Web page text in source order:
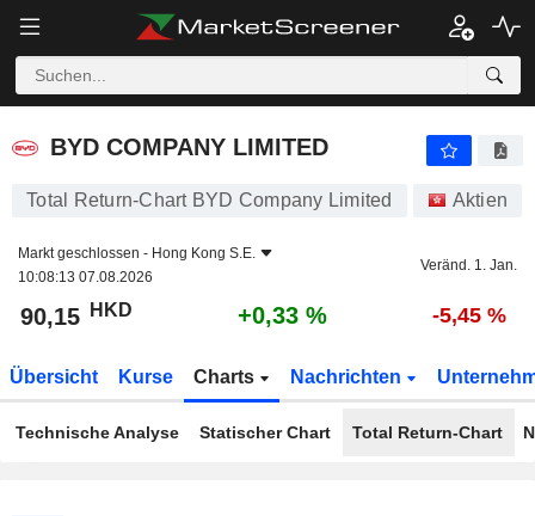
BYD COMPANY LIMITED
BYD COMPANY LIMITED
Total Return-Chart BYD Company Limited Aktien
Markt geschlossen - Hong Kong S.E.
10:08:13 07.08.2026
Veränd. 1. Jan.
90,15 HKD +0,33 % -5,45 %
Übersicht Kurse Charts Nachrichten
Technische Analyse Statischer Chart Total Return-Chart